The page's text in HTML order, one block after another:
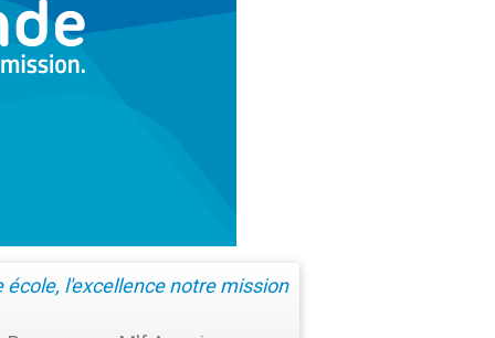
l'excellence notre mission